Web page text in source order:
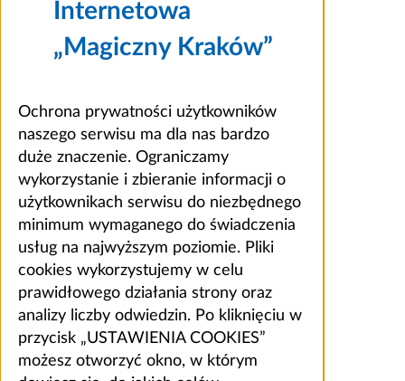
Internetowa
„Magiczny Kraków”
Ochrona prywatności użytkowników
naszego serwisu ma dla nas bardzo
duże znaczenie. Ograniczamy
wykorzystanie i zbieranie informacji o
użytkownikach serwisu do niezbędnego
minimum wymaganego do świadczenia
usług na najwyższym poziomie. Pliki
cookies wykorzystujemy w celu
prawidłowego działania strony oraz
analizy liczby odwiedzin. Po kliknięciu w
przycisk „USTAWIENIA COOKIES”
możesz otworzyć okno, w którym